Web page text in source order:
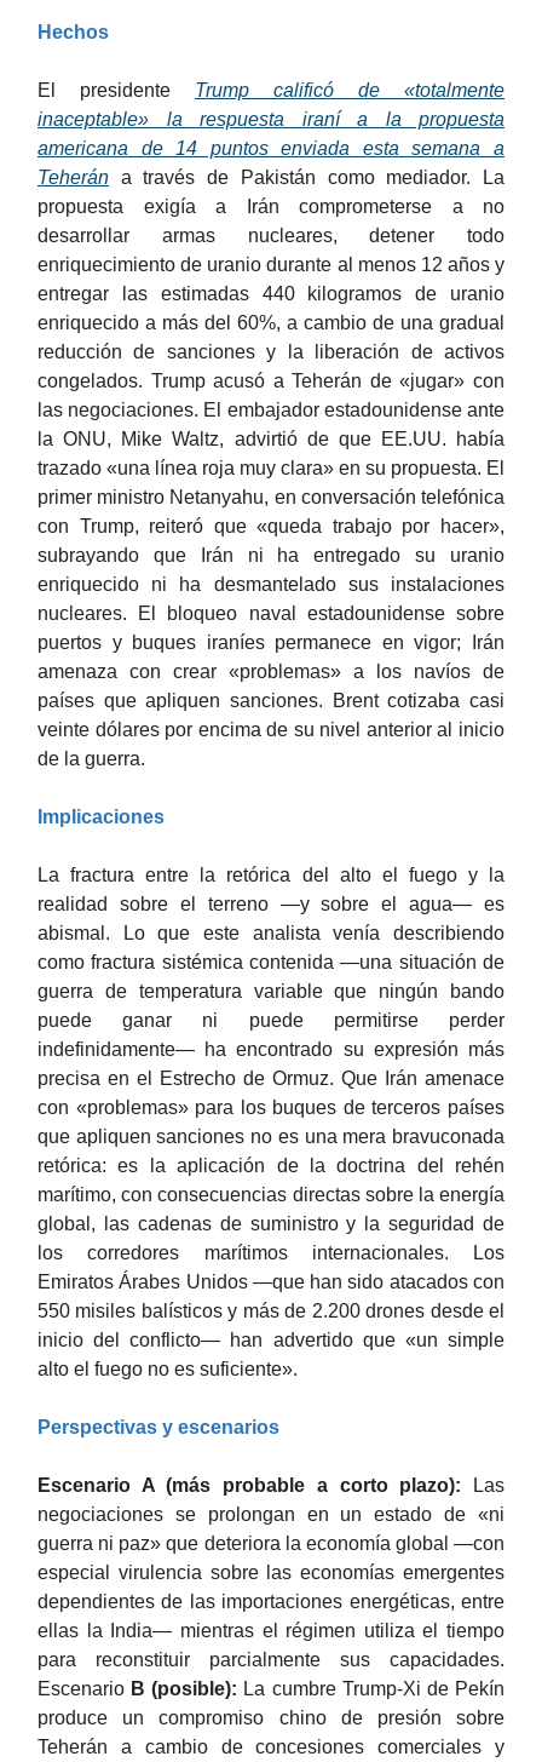
Hechos
El presidente Trump calificó de «totalmente
inaceptable» la respuesta iraní a la propuesta
americana de 14 puntos enviada esta semana a
Teherán a través de Pakistán como mediador. La
propuesta exigía a Irán comprometerse a no
desarrollar armas nucleares, detener todo
enriquecimiento de uranio durante al menos 12 años y
entregar las estimadas 440 kilogramos de uranio
enriquecido a más del 60%, a cambio de una gradual
reducción de sanciones y la liberación de activos
congelados. Trump acusó a Teherán de «jugar» con
las negociaciones. El embajador estadounidense ante
la ONU, Mike Waltz, advirtió de que EE.UU. había
trazado «una línea roja muy clara» en su propuesta. El
primer ministro Netanyahu, en conversación telefónica
con Trump, reiteró que «queda trabajo por hacer»,
subrayando que Irán ni ha entregado su uranio
enriquecido ni ha desmantelado sus instalaciones
nucleares. El bloqueo naval estadounidense sobre
puertos y buques iraníes permanece en vigor; Irán
amenaza con crear «problemas» a los navíos de
países que apliquen sanciones. Brent cotizaba casi
veinte dólares por encima de su nivel anterior al inicio
de la guerra.
Implicaciones
La fractura entre la retórica del alto el fuego y la
realidad sobre el terreno —y sobre el agua— es
abismal. Lo que este analista venía describiendo
como fractura sistémica contenida —una situación de
guerra de temperatura variable que ningún bando
puede ganar ni puede permitirse perder
indefinidamente— ha encontrado su expresión más
precisa en el Estrecho de Ormuz. Que Irán amenace
con «problemas» para los buques de terceros países
que apliquen sanciones no es una mera bravuconada
retórica: es la aplicación de la doctrina del rehén
marítimo, con consecuencias directas sobre la energía
global, las cadenas de suministro y la seguridad de
los corredores marítimos internacionales. Los
Emiratos Árabes Unidos —que han sido atacados con
550 misiles balísticos y más de 2.200 drones desde el
inicio del conflicto— han advertido que «un simple
alto el fuego no es suficiente».
Perspectivas y escenarios
Escenario A (más probable a corto plazo): Las
negociaciones se prolongan en un estado de «ni
guerra ni paz» que deteriora la economía global —con
especial virulencia sobre las economías emergentes
dependientes de las importaciones energéticas, entre
ellas la India— mientras el régimen utiliza el tiempo
para reconstituir parcialmente sus capacidades.
Escenario B (posible): La cumbre Trump-Xi de Pekín
produce un compromiso chino de presión sobre
Teherán a cambio de concesiones comerciales y